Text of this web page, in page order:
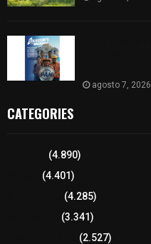
agosto 7, 2026
CATEGORIES
(4.890)
(4.401)
(4.285)
(3.341)
(2.527)